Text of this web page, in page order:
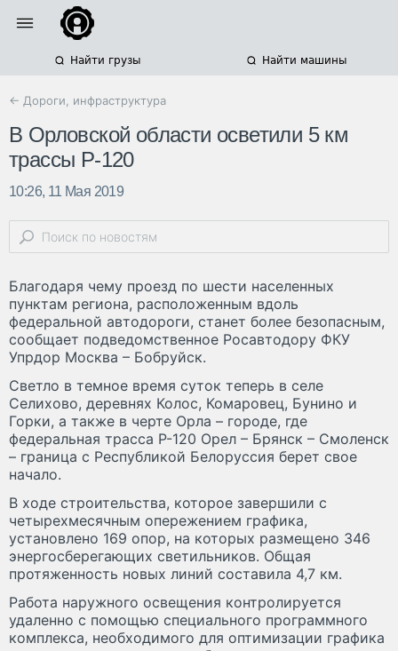
Найти грузы Найти машины
← Дороги, инфраструктура
В Орловской области осветили 5 км
трассы Р-120
10:26, 11 Мая 2019
Благодаря чему проезд по шести населенных
пунктам региона, расположенным вдоль
федеральной автодороги, станет более безопасным,
сообщает подведомственное Росавтодору ФКУ
Упрдор Москва – Бобруйск.
Светло в темное время суток теперь в селе
Селихово, деревнях Колос, Комаровец, Бунино и
Горки, а также в черте Орла – городе, где
федеральная трасса Р-120 Орел – Брянск – Смоленск
– граница с Республикой Белоруссия берет свое
начало.
В ходе строительства, которое завершили с
четырехмесячным опережением графика,
установлено 169 опор, на которых размещено 346
энергосберегающих светильников. Общая
протяженность новых линий составила 4,7 км.
Работа наружного освещения контролируется
удаленно с помощью специального программного
комплекса, необходимого для оптимизации графика